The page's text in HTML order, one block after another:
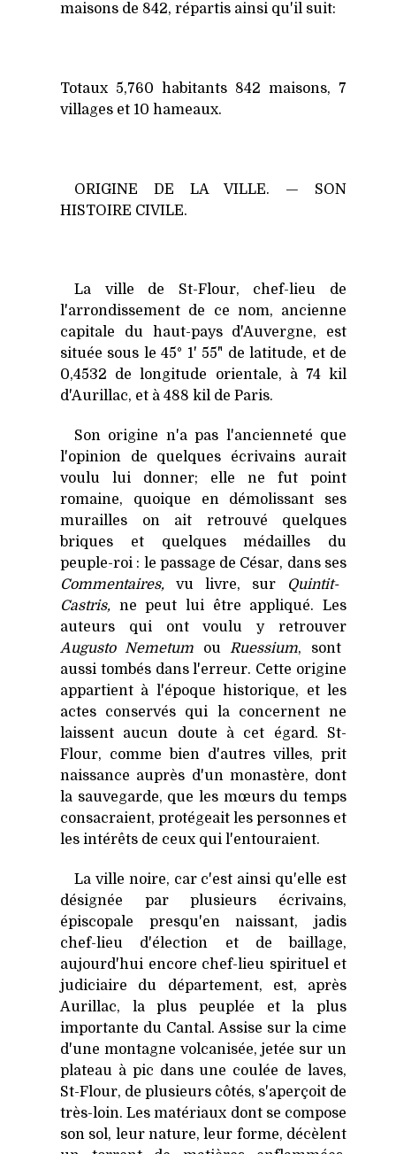
maisons de 842, répartis ainsi qu'il suit:
Totaux 5,760 habitants 842 maisons, 7
villages et 10 hameaux.
ORIGINE DE LA VILLE. — SON
HISTOIRE CIVILE.
La ville de St-Flour, chef-lieu de
l'arrondissement de ce nom, ancienne
capitale du haut-pays d'Auvergne, est
située sous le 45° 1' 55" de latitude, et de
0,4532 de longitude orientale, à 74 kil
d'Aurillac, et à 488 kil de Paris.
Son origine n'a pas l'ancienneté que
l'opinion de quelques écrivains aurait
voulu lui donner; elle ne fut point
romaine, quoique en démolissant ses
murailles on ait retrouvé quelques
briques et quelques médailles du
peuple-roi : le passage de César, dans ses
Commentaires, vu livre, sur Quintit-
Castris, ne peut lui être appliqué. Les
auteurs qui ont voulu y retrouver
Augusto Nemetum ouRuessium, sont
aussi tombés dans l'erreur. Cette origine
appartient à l'époque historique, et les
actes conservés qui la concernent ne
laissent aucun doute à cet égard. St-
Flour, comme bien d'autres villes, prit
naissance auprès d'un monastère, dont
la sauvegarde, que les mœurs du temps
consacraient, protégeait les personnes et
les intérêts de ceux qui l'entouraient.
La ville noire, car c'est ainsi qu'elle est
désignée par plusieurs écrivains,
épiscopale presqu'en naissant, jadis
chef-lieu d'élection et de baillage,
aujourd'hui encore chef-lieu spirituel et
judiciaire du département, est, après
Aurillac, la plus peuplée et la plus
importante du Cantal. Assise sur la cime
d'une montagne volcanisée, jetée sur un
plateau à pic dans une coulée de laves,
St-Flour, de plusieurs côtés, s'aperçoit de
très-loin. Les matériaux dont se compose
son sol, leur nature, leur forme, décèlent